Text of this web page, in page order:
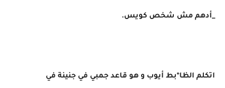
_أدهم مش شخص كويس.
اتكلم الظا*بط أيوب و هو قاعد جمبي في جنينة في